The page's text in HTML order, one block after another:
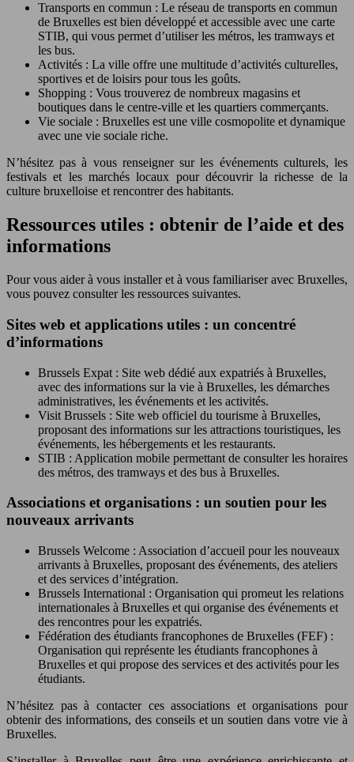
Transports en commun : Le réseau de transports en commun
de Bruxelles est bien développé et accessible avec une carte
STIB, qui vous permet d’utiliser les métros, les tramways et
les bus.
Activités : La ville offre une multitude d’activités culturelles,
sportives et de loisirs pour tous les goûts.
Shopping : Vous trouverez de nombreux magasins et
boutiques dans le centre-ville et les quartiers commerçants.
Vie sociale : Bruxelles est une ville cosmopolite et dynamique
avec une vie sociale riche.
N’hésitez pas à vous renseigner sur les événements culturels, les
festivals et les marchés locaux pour découvrir la richesse de la
culture bruxelloise et rencontrer des habitants.
Ressources utiles : obtenir de l’aide et des
informations
Pour vous aider à vous installer et à vous familiariser avec Bruxelles,
vous pouvez consulter les ressources suivantes.
Sites web et applications utiles : un concentré
d’informations
Brussels Expat : Site web dédié aux expatriés à Bruxelles,
avec des informations sur la vie à Bruxelles, les démarches
administratives, les événements et les activités.
Visit Brussels : Site web officiel du tourisme à Bruxelles,
proposant des informations sur les attractions touristiques, les
événements, les hébergements et les restaurants.
STIB : Application mobile permettant de consulter les horaires
des métros, des tramways et des bus à Bruxelles.
Associations et organisations : un soutien pour les
nouveaux arrivants
Brussels Welcome : Association d’accueil pour les nouveaux
arrivants à Bruxelles, proposant des événements, des ateliers
et des services d’intégration.
Brussels International : Organisation qui promeut les relations
internationales à Bruxelles et qui organise des événements et
des rencontres pour les expatriés.
Fédération des étudiants francophones de Bruxelles (FEF) :
Organisation qui représente les étudiants francophones à
Bruxelles et qui propose des services et des activités pour les
étudiants.
N’hésitez pas à contacter ces associations et organisations pour
obtenir des informations, des conseils et un soutien dans votre vie à
Bruxelles.